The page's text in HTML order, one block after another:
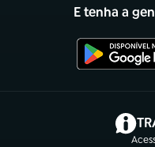
E tenha a